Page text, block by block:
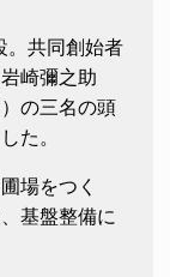
。共同創始者
崎彌之助
の三名の頭
た。
場をつく
基盤整備に